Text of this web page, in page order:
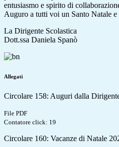
entusiasmo e spirito di
Auguro a tutti voi un Santo Natale
La Dirigente Scolastica
Dott.ssa Daniela Spanò
Allegati
Circolare 158: Auguri dalla
File PDF
Contatore click: 19
Circolare 160: Vacanze di Natale